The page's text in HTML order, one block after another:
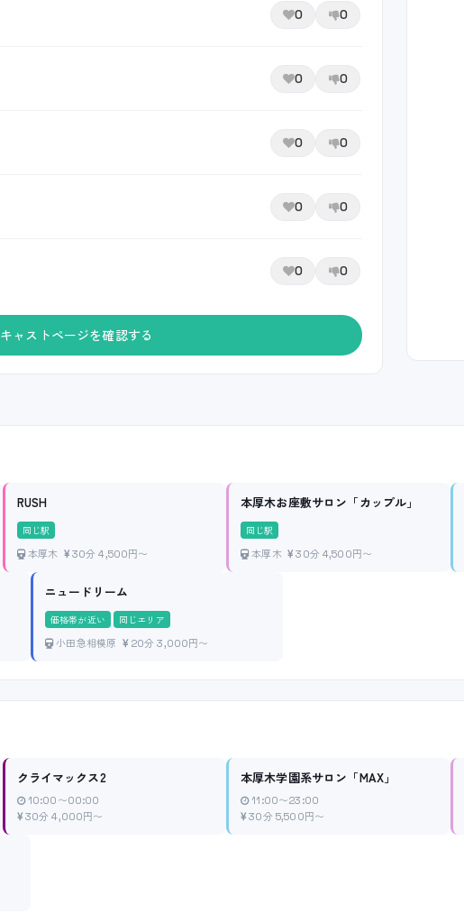
0 0
0 0
0 0
0 0
0 0
キャストページを確認する
RUSH
同じ駅
本厚木 30分 4,500円〜
本厚木お座敷サロン「カップル」
同じ駅
本厚木 30分 4,500円〜
ニュードリーム
価格帯が近い 同じエリア
小田急相模原 20分 3,000円〜
クライマックス2
10:00〜00:00
30分 4,000円〜
本厚木学園系サロン「MAX」
11:00〜23:00
30分 5,500円〜